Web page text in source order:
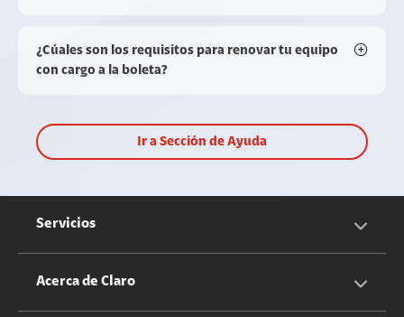
¿Cúales son los requisitos para renovar tu equipo
con cargo a la boleta?
Ir a Sección de Ayuda
Servicios
Servicios Móviles
Acerca de Claro